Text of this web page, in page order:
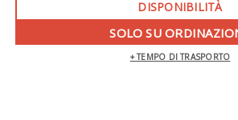
DISPONIBILITÀ
SOLO SU
+ TEMPO DI TRASPORTO